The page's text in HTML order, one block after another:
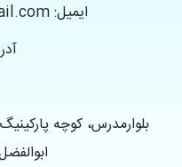
ایمیل: majidinia60@gmail.com
بلوارمدرس، کوچه